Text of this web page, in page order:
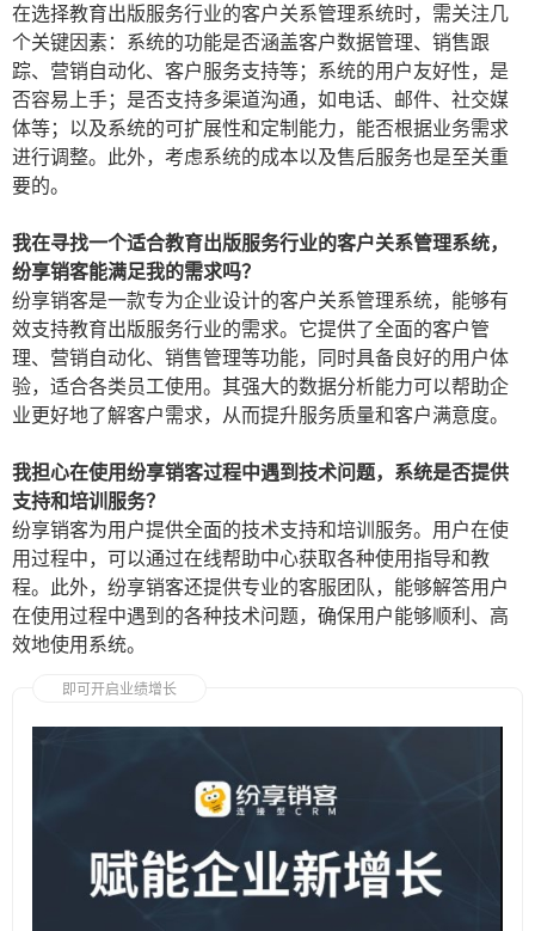
在选择教育出版服务行业的客户关系管理系统时，需关注几
个关键因素：系统的功能是否涵盖客户数据管理、销售跟
踪、营销自动化、客户服务支持等；系统的用户友好性，是
否容易上手；是否支持多渠道沟通，如电话、邮件、社交媒
体等；以及系统的可扩展性和定制能力，能否根据业务需求
进行调整。此外，考虑系统的成本以及售后服务也是至关重
要的。
我在寻找一个适合教育出版服务行业的客户关系管理系统，
纷享销客能满足我的需求吗？
纷享销客是一款专为企业设计的客户关系管理系统，能够有
效支持教育出版服务行业的需求。它提供了全面的客户管
理、营销自动化、销售管理等功能，同时具备良好的用户体
验，适合各类员工使用。其强大的数据分析能力可以帮助企
业更好地了解客户需求，从而提升服务质量和客户满意度。
我担心在使用纷享销客过程中遇到技术问题，系统是否提供
支持和培训服务？
纷享销客为用户提供全面的技术支持和培训服务。用户在使
用过程中，可以通过在线帮助中心获取各种使用指导和教
程。此外，纷享销客还提供专业的客服团队，能够解答用户
在使用过程中遇到的各种技术问题，确保用户能够顺利、高
效地使用系统。
即可开启业绩增长